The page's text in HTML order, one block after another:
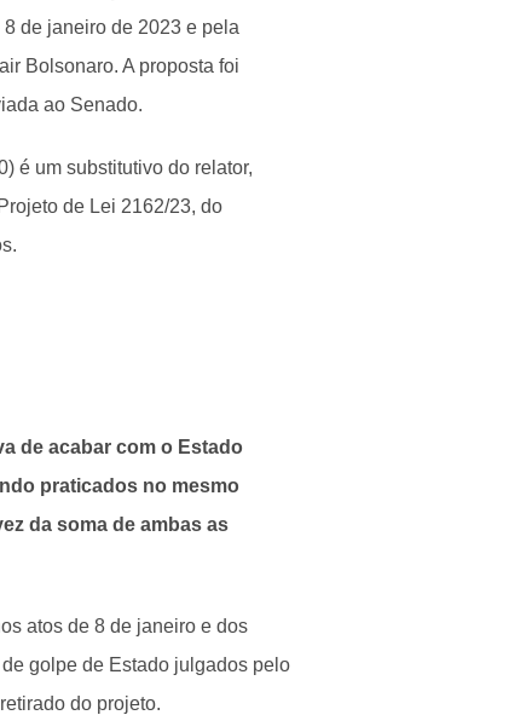
de janeiro de 2023 e pela
Bolsonaro. A proposta foi
ao Senado.
é um substitutivo do relator,
de Lei 2162/23, do
de acabar com o Estado
praticados no mesmo
da soma de ambas as
atos de 8 de janeiro e dos
golpe de Estado julgados pelo
do projeto.